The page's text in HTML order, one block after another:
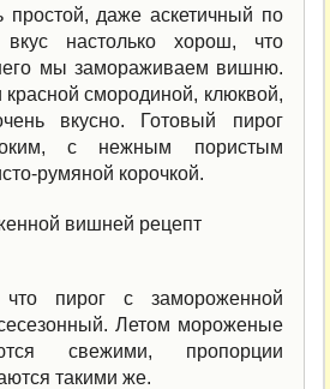
простой, даже аскетичный по
настолько хорош, что
мы замораживаем вишню.
красной смородиной, клюквой,
вкусно. Готовый пирог
с нежным пористым
румяной корочкой.
пирог с замороженной
Летом мороженые
свежими, пропорции
такими же.